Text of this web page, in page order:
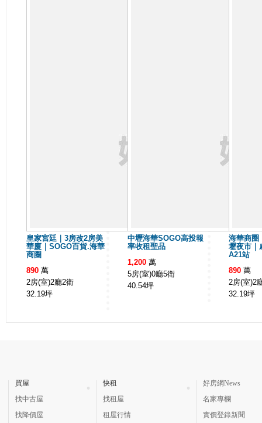
皇家宮廷｜3房改2房美
華廈｜SOGO百貨.海華
商圈
890 萬
2房(室)2廳2衛
32.19坪
中壢海華SOGO高投報
率收租聖品
1,200 萬
5房(室)0廳5衛
40.54坪
海華商圈
壢夜市｜
A21站
890 萬
2房(室)2
32.19坪
買屋
找中古屋
找降價屋
快租
找租屋
租屋行情
好房網News
名家專欄
實價登錄新聞